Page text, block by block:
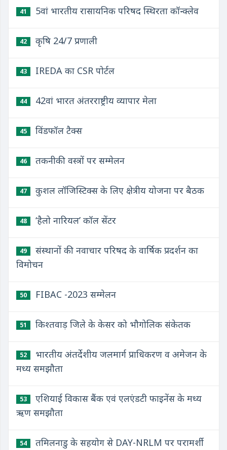
41 5वां भारतीय रासायनिक परिषद स्थिरता कॉन्क्लेव
42 कृषि 24/7 प्रणाली
43 IREDA का CSR पोर्टल
44 42वां भारत अंतरराष्ट्रीय व्यापार मेला
45 विंडफॉल टैक्स
46 तकनीकी वस्त्रों पर सम्मेलन
47 कुशल लॉजिस्टिक्स के लिए क्षेत्रीय योजना पर बैठक
48 ‘हैलो नारियल’ कॉल सेंटर
49
संस्थानों की नवाचार परिषद के वार्षिक प्रदर्शन का
विमोचन
50 FIBAC -2023 सम्मेलन
51 किश्तवाड़ जिले के केसर को भौगोलिक संकेतक
52
भारतीय अंतर्देशीय जलमार्ग प्राधिकरण व अमेजन के
मध्य समझौता
53
एशियाई विकास बैंक एवं एलएंडटी फाइनेंस के मध्य
ऋण समझौता
54
तमिलनाडु के सहयोग से DAY-NRLM पर परामर्शी